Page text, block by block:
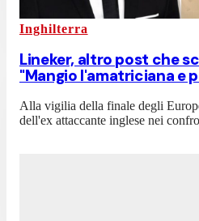
Inghilterra
Lineker, altro post che
"Mangio l'amatriciana e
Alla vigilia della finale degli
dell'ex attaccante inglese nei